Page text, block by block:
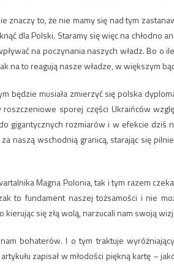
znaczy to, że nie mamy się nad tym
dla Polski. Staramy się więc na chłodno
na poczynania naszych władz. Bo o
na to reagują nasze władze, w większym
będzie musiała zmierzyć się polska
sporej części Ukraińców
gigantycznych rozmiarów i w efekcie dziś
naszą wschodnią granicą, starając się
Magna Polonia, tak i tym razem
to fundament naszej tożsamości i nie
się złą wolą, narzucali nam swoją
bohaterów. I o tym traktuje
zapisał w młodości piękną kartę –